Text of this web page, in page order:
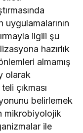
ilgili şu
hazırlık
almamış
olarak
çıkması
belirlemek
mikrobiyolojik
ile